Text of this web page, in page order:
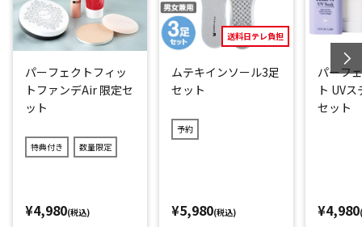
閉じる
パーフェクトフィッ
トファンデAir 限定セ
ット
特典付き 数量限定
¥4,980(税込)
送料日テレ負担
ムテキインソール3足
セット
予約
¥5,980(税込)
パーフ
ト UV
セット
¥4,980